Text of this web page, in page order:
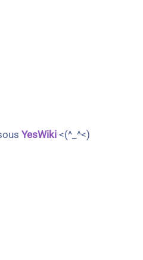
YesWiki <(^_^<)